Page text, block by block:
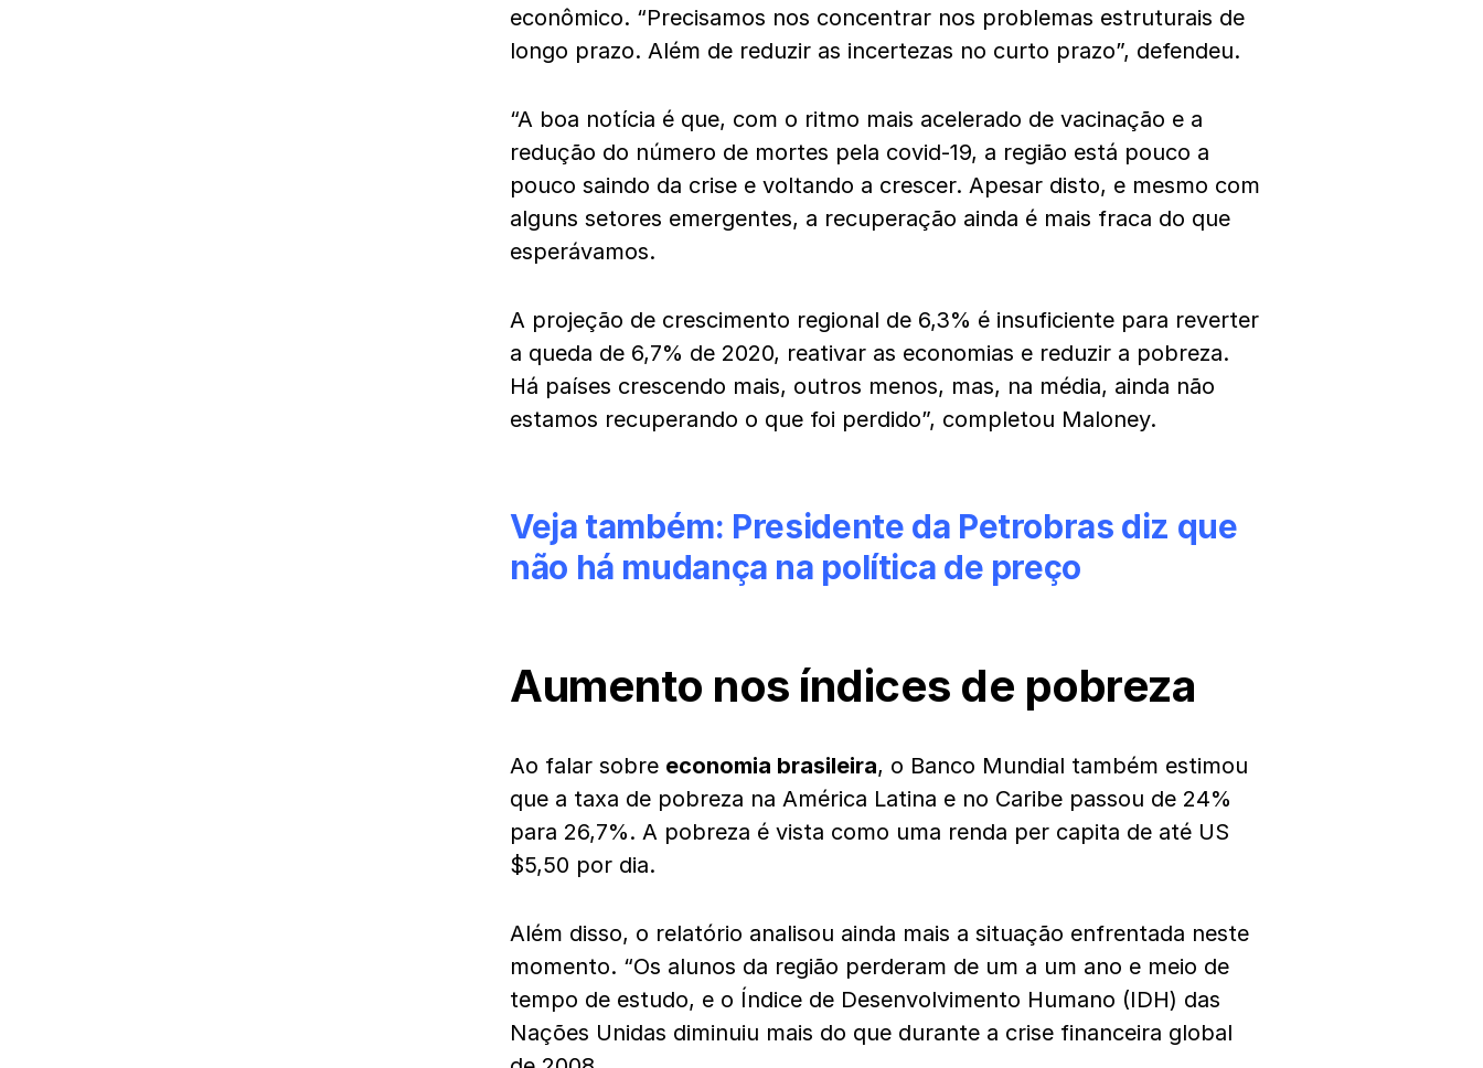
econômico. “Precisamos nos concentrar nos problemas estruturais de
longo prazo. Além de reduzir as incertezas no curto prazo”, defendeu.
“A boa notícia é que, com o ritmo mais acelerado de vacinação e a
redução do número de mortes pela covid-19, a região está pouco a
pouco saindo da crise e voltando a crescer. Apesar disto, e mesmo com
alguns setores emergentes, a recuperação ainda é mais fraca do que
esperávamos.
A projeção de crescimento regional de 6,3% é insuficiente para reverter
a queda de 6,7% de 2020, reativar as economias e reduzir a pobreza.
Há países crescendo mais, outros menos, mas, na média, ainda não
estamos recuperando o que foi perdido”, completou Maloney.
Veja também: Presidente da Petrobras diz que
não há mudança na política de preço
Aumento nos índices de pobreza
Ao falar sobre economia brasileira, o Banco Mundial também estimou
que a taxa de pobreza na América Latina e no Caribe passou de 24%
para 26,7%. A pobreza é vista como uma renda per capita de até US
$5,50 por dia.
Além disso, o relatório analisou ainda mais a situação enfrentada neste
momento. “Os alunos da região perderam de um a um ano e meio de
tempo de estudo, e o Índice de Desenvolvimento Humano (IDH) das
Nações Unidas diminuiu mais do que durante a crise financeira global